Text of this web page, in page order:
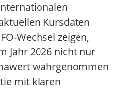
Kursdaten
Wechsel zeigen,
Jahr 2026 nicht nur
wahrgenommen
mit klaren